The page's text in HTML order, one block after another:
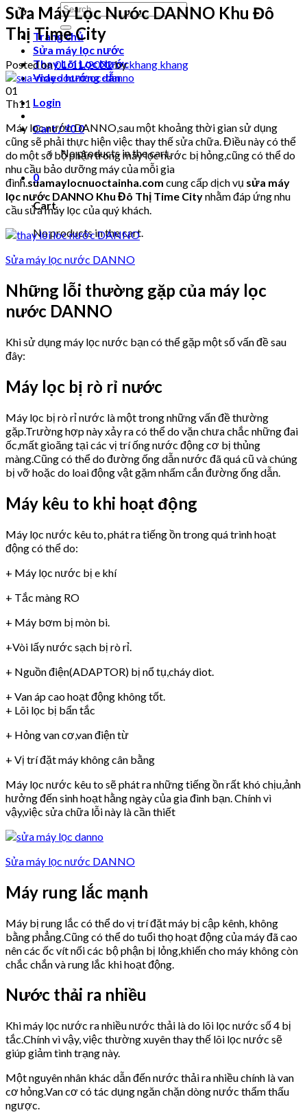
Search
for:
Trang chủ
Sửa máy lọc nước
Thay Lõi Lọc Nước
Video hướng dẫn
Login
Cart /₫00
No products in the cart.
0
Cart
No products in the cart.
Sửa Máy Lọc Nước DANNO Khu Đô
Thị Time City
Posted on01/11/2022bykhang khang
01
Th11
Máy lọc nước DANNO,sau một khoảng thời gian sử dụng
cũng sẽ phải thực hiện việc thay thế sửa chữa. Điều này có thể
do một số bộ phận trong máy lọc nước bị hỏng,cũng có thể do
nhu cầu bảo dưỡng máy của mỗi gia
đình.suamaylocnuoctainha.com cung cấp dịch vụ sửa máy
lọc nước DANNO Khu Đô Thị Time Citynhằm đáp ứng nhu
cầu sửa máy lọc của quý khách.
Sửa máy lọc nước DANNO
Những lỗi thường gặp của máy lọc
nước DANNO
Khi sử dụng máy lọc nước bạn có thể gặp một số vấn đề sau
đây:
Máy lọc bị rò rỉ nước
Máy lọc bị rò rỉ nước là một trong những vấn đề thường
gặp.Trường hợp này xảy ra có thể do vặn chưa chắc những đai
ốc,mất gioăng tại các vị trí ống nước động cơ bị thủng
màng.Cũng có thể do đường ống dẫn nước đã quá cũ và chúng
bị vỡ hoặc do loai động vật gặm nhấm cắn đường ống dẫn.
Máy kêu to khi hoạt động
Máy lọc nước kêu to, phát ra tiếng ồn trong quá trình hoạt
động có thể do:
+ Máy lọc nước bị e khí
+ Tắc màng RO
+ Máy bơm bị mòn bi.
+Vòi lấy nước sạch bị rò rỉ.
+ Nguồn điện(ADAPTOR) bị nổ tụ,cháy diot.
+ Van áp cao hoạt động không tốt.
+ Lõi lọc bị bẩn tắc
+ Hỏng van cơ,van điện từ
+ Vị trí đặt máy không cân bằng
Máy lọc nước kêu to sẽ phát ra những tiếng ồn rất khó chịu,ảnh
hưởng đến sinh hoạt hằng ngày của gia đình bạn. Chính vì
vậy,việc sửa chữa lỗi này là cần thiết
Sửa máy lọc nước DANNO
Máy rung lắc mạnh
Máy bị rung lắc có thể do vị trí đặt máy bị cập kênh, không
bằng phẳng.Cũng có thể do tuổi thọ hoạt động của máy đã cao
nên các ốc vít nối các bộ phận bị lỏng,khiến cho máy không còn
chắc chắn và rung lắc khi hoạt động.
Nước thải ra nhiều
Khi máy lọc nước ra nhiều nước thải là do lõi lọc nước số 4 bị
tắc.Chính vì vậy, việc thường xuyên thay thế lõi lọc nước sẽ
giúp giảm tình trạng này.
Một nguyên nhân khác dẫn đến nước thải ra nhiều chính là van
cơ hỏng.Van cơ có tác dụng ngăn chặn dòng nước thẩm thấu
ngược.